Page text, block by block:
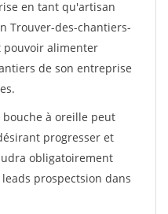
en tant qu'artisan
Trouver-des-chantiers-
pouvoir alimenter
de son entreprise
à oreille peut
progresser et
obligatoirement
prospectsion dans